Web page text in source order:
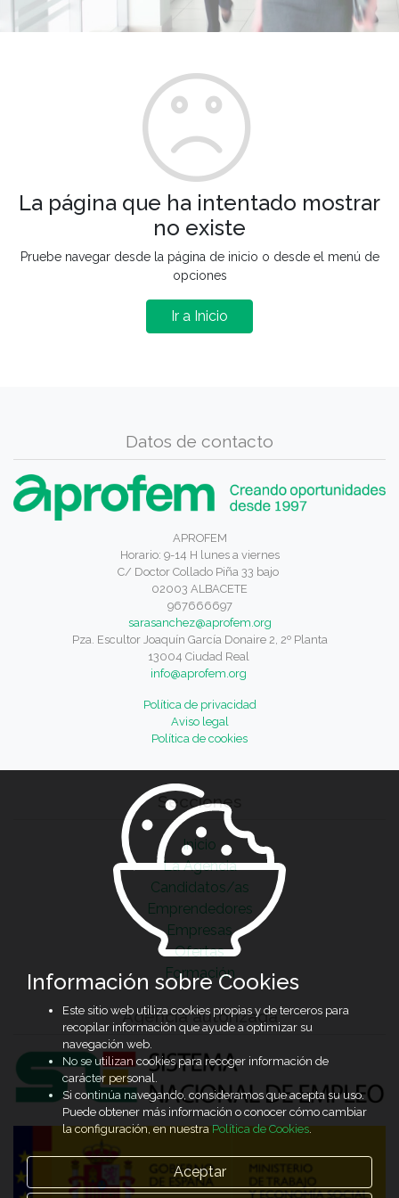
La página que ha intentado mostrar
no existe
Pruebe navegar desde la página de inicio o desde el menú de
opciones
Ir a Inicio
Datos de contacto
APROFEM
Horario: 9-14 H lunes a viernes
C/ Doctor Collado Piña 33 bajo
02003 ALBACETE
967666697
sarasanchez@aprofem.org
Pza. Escultor Joaquín García Donaire 2, 2º Planta
13004 Ciudad Real
info@aprofem.org
Política de privacidad
Aviso legal
Política de cookies
Secciones
Inicio
La Agencia
Candidatos/as
Emprendedores
Empresas
Ofertas
Formación
Agencia autorizada
Información sobre Cookies
Este sitio web utiliza cookies propias y de terceros para
recopilar información que ayude a optimizar su
navegación web.
No se utilizan cookies para recoger información de
carácter personal.
Si continúa navegando, consideramos que acepta su uso.
Puede obtener más información o conocer cómo cambiar
la configuración, en nuestraPolítica de Cookies.
Aceptar